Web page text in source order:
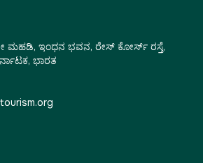
ಮಹಡಿ, ಇಂಧನ ಭವನ, ರೇಸ್ ಕೋರ್ಸ್ ರಸ್ತೆ,
ಭಾರತ